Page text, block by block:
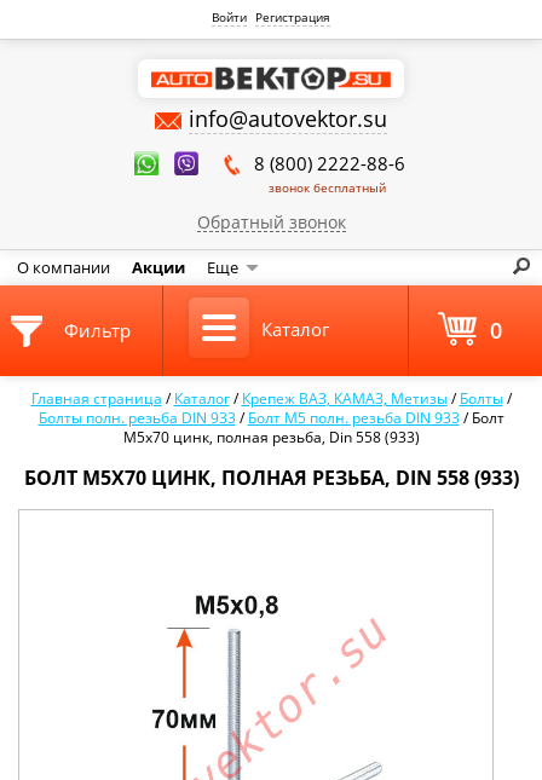
Войти Регистрация
info@autovektor.su
8 (800) 2222-88-6
звонок бесплатный
Обратный звонок
О компании Акции Еще
Главная страница /Каталог /Крепеж ВАЗ, КАМАЗ, Метизы /Болты /
Болты полн. резьба DIN 933 /Болт М5 полн. резьба DIN 933 /Болт
М5х70 цинк, полная резьба, Din 558 (933)
БОЛТ М5Х70 ЦИНК, ПОЛНАЯ РЕЗЬБА, DIN 558 (933)
Фильтр Каталог 0